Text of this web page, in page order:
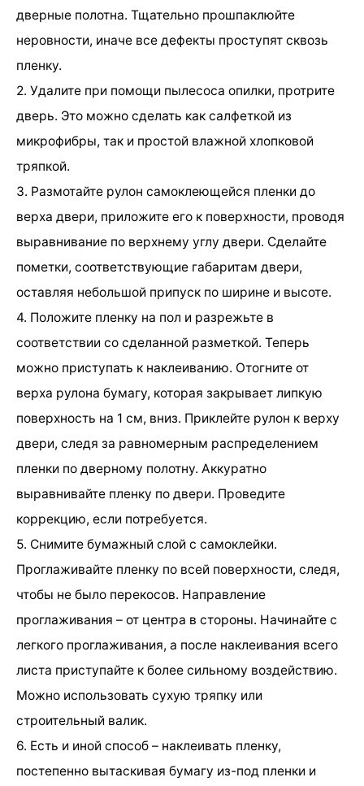
дверные полотна. Тщательно прошпаклюйте
неровности, иначе все дефекты проступят сквозь
пленку.
2. Удалите при помощи пылесоса опилки, протрите
дверь. Это можно сделать как салфеткой из
микрофибры, так и простой влажной хлопковой
тряпкой.
3. Размотайте рулон самоклеющейся пленки до
верха двери, приложите его к поверхности, проводя
выравнивание по верхнему углу двери. Сделайте
пометки, соответствующие габаритам двери,
оставляя небольшой припуск по ширине и высоте.
4. Положите пленку на пол и разрежьте в
соответствии со сделанной разметкой. Теперь
можно приступать к наклеиванию. Отогните от
верха рулона бумагу, которая закрывает липкую
поверхность на 1 см, вниз. Приклейте рулон к верху
двери, следя за равномерным распределением
пленки по дверному полотну. Аккуратно
выравнивайте пленку по двери. Проведите
коррекцию, если потребуется.
5. Снимите бумажный слой с самоклейки.
Проглаживайте пленку по всей поверхности, следя,
чтобы не было перекосов. Направление
проглаживания – от центра в стороны. Начинайте с
легкого проглаживания, а после наклеивания всего
листа приступайте к более сильному воздействию.
Можно использовать сухую тряпку или
строительный валик.
6. Есть и иной способ – наклеивать пленку,
постепенно вытаскивая бумагу из-под пленки и